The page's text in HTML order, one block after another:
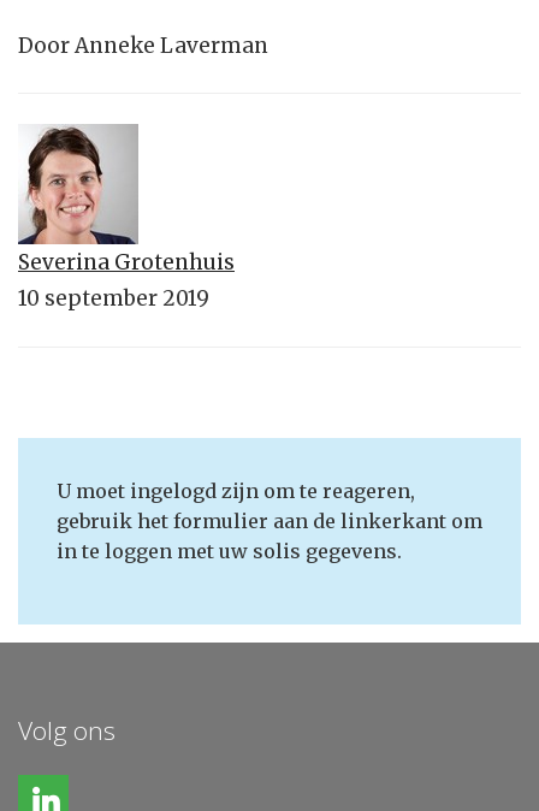
Door Anneke Laverman
Severina Grotenhuis
10 september 2019
U moet ingelogd zijn om te reageren,
gebruik het formulier aan de linkerkant om
in te loggen met uw solis gegevens.
Volg ons